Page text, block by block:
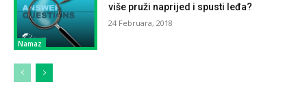
Namaz
više pruži naprijed i spusti leđa?
24 Februara, 2018